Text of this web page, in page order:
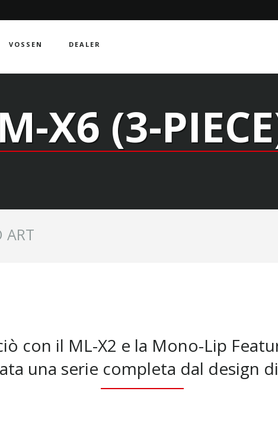
VOSSEN DEALER
M-X6 (3-
ART
con il ML-X2 e la Mono-Lip
una serie completa dal design